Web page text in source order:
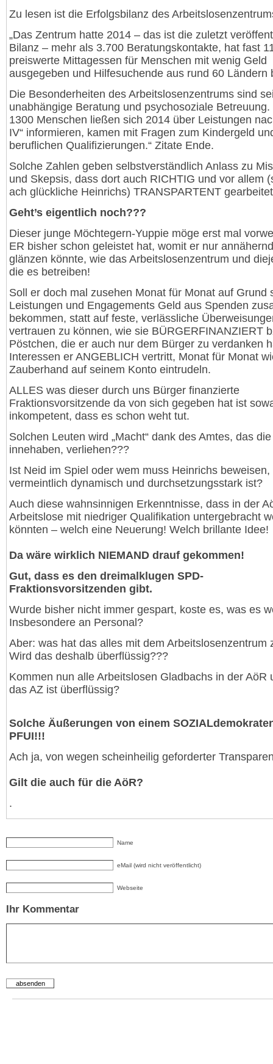
Zu lesen ist die Erfolgsbilanz des
„Das Zentrum hatte 2014 – das ist die zuletzt
Bilanz – mehr als 3.700 Beratungskontakte, hat fast
preiswerte Mittagessen für Menschen mit wenig Geld
ausgegeben und Hilfesuchende aus rund 60 Ländern
Die Besonderheiten des Arbeitslosenzentrums sind
unabhängige Beratung und psychosoziale
1300 Menschen ließen sich 2014 über Leistungen
IV“ informieren, kamen mit Fragen zum Kindergeld
beruflichen Qualifizierungen.“ Zitate Ende.
Solche Zahlen geben selbstverständlich Anlass zu
und Skepsis, dass dort auch RICHTIG und vor allem
ach glückliche Heinrichs) TRANSPARTENT
Geht’s eigentlich noch???
Dieser junge Möchtegern-Yuppie möge erst mal
ER bisher schon geleistet hat, womit er nur
glänzen könnte, wie das Arbeitslosenzentrum und
die es betreiben!
Soll er doch mal zusehen Monat für Monat auf Grund
Leistungen und Engagements Geld aus Spenden
bekommen, statt auf feste, verlässliche
vertrauen zu können, wie sie BÜRGERFINANZIERT
Pöstchen, die er auch nur dem Bürger zu verdanken
Interessen er ANGEBLICH vertritt, Monat für Monat
Zauberhand auf seinem Konto eintrudeln.
ALLES was dieser durch uns Bürger finanzierte
Fraktionsvorsitzende da von sich gegeben hat ist
inkompetent, dass es schon weht tut.
Solchen Leuten wird „Macht“ dank des Amtes, das die
innehaben, verliehen???
Ist Neid im Spiel oder wem muss Heinrichs beweisen,
vermeintlich dynamisch und durchsetzungsstark ist?
Auch diese wahnsinnigen Erkenntnisse, dass in der
Arbeitslose mit niedriger Qualifikation untergebracht
könnten – welch eine Neuerung! Welch brillante Idee!
Da wäre wirklich NIEMAND drauf gekommen!
Gut, dass es den dreimalklugen SPD-
Fraktionsvorsitzenden gibt.
Wurde bisher nicht immer gespart, koste es, was es
Insbesondere an Personal?
Aber: was hat das alles mit dem Arbeitslosenzentrum
Wird das deshalb überflüssig???
Kommen nun alle Arbeitslosen Gladbachs in der AöR
das AZ ist überflüssig?
Solche Äußerungen von einem
PFUI!!!
Ach ja, von wegen scheinheilig geforderter
Gilt die auch für die AöR?
.
Name
eMail (wird nicht veröffentlicht)
Webseite
Ihr Kommentar